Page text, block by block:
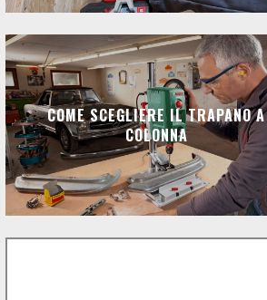
COME SCEGLIERE IL TRAPANO A
COLONNA